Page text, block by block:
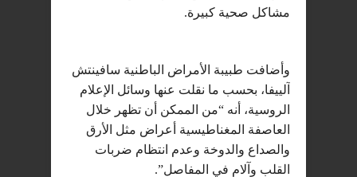
مشاكل صحية كبيرة.
وأضافت طبيبة الأمراض الباطنية سافينتش
آلييفا، بحسب ما نقلت عنها وسائل الإعلام
الروسية، أنه “من الممكن أن تظهر خلال
العاصفة المغناطيسية أعراض مثل الأرق
والصداع والدوخة وعدم انتظام ضربات
القلب وآلام في المفاصل”.